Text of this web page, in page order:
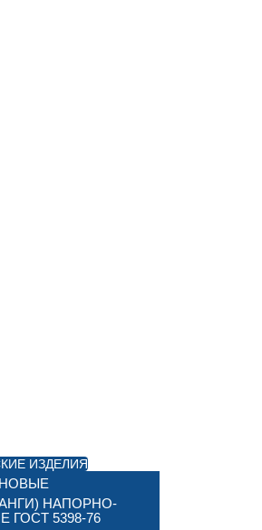
ИЗДЕЛИЯ
НАПОРНО-
5398-76